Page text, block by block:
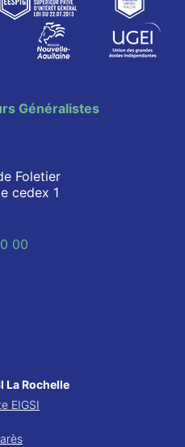
Généralistes
Foletier
cedex 1
00
La Rochelle
EIGSI